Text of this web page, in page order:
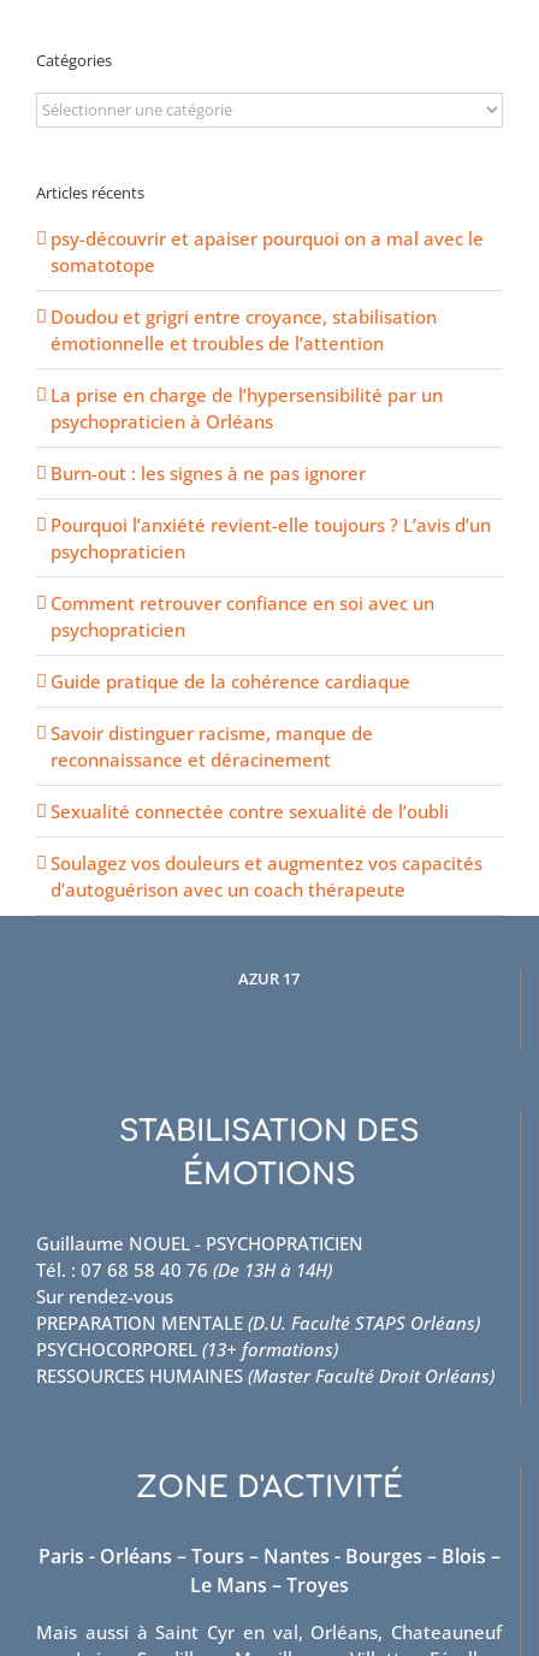
Catégories
Catégories
Articles récents
psy-découvrir et apaiser pourquoi on a mal avec le
somatotope
Doudou et grigri entre croyance, stabilisation
émotionnelle et troubles de l’attention
La prise en charge de l’hypersensibilité par un
psychopraticien à Orléans
Burn-out : les signes à ne pas ignorer
Pourquoi l’anxiété revient-elle toujours ? L’avis d’un
psychopraticien
Comment retrouver confiance en soi avec un
psychopraticien
Guide pratique de la cohérence cardiaque
Savoir distinguer racisme, manque de
reconnaissance et déracinement
Sexualité connectée contre sexualité de l’oubli
Soulagez vos douleurs et augmentez vos capacités
d’autoguérison avec un coach thérapeute
AZUR 17
STABILISATION DES
ÉMOTIONS
Guillaume NOUEL - PSYCHOPRATICIEN
Tél. : 07 68 58 40 76 (De 13H à 14H)
Sur rendez-vous
PREPARATION MENTALE (D.U. Faculté STAPS Orléans)
PSYCHOCORPOREL (13+ formations)
RESSOURCES HUMAINES (Master Faculté Droit Orléans)
ZONE D'ACTIVITÉ
Paris - Orléans – Tours – Nantes - Bourges – Blois –
Le Mans – Troyes
Mais aussi à Saint Cyr en val, Orléans, Chateauneuf